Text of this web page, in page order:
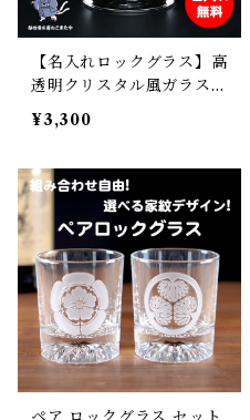
【名入れロックグラス】高
透明クリスタル風ガラス×
サンドブラスト彫刻｜誕生
日・父の日・退職祝いに最
¥3,300